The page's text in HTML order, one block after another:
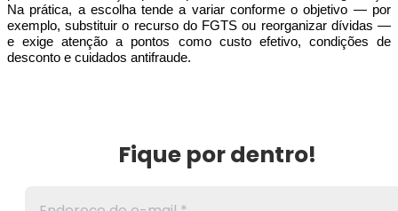
Na prática, a escolha tende a variar conforme o objetivo — por
exemplo, substituir o recurso do FGTS ou reorganizar dívidas —
e exige atenção a pontos como custo efetivo, condições de
desconto e cuidados antifraude.
Fique por dentro!